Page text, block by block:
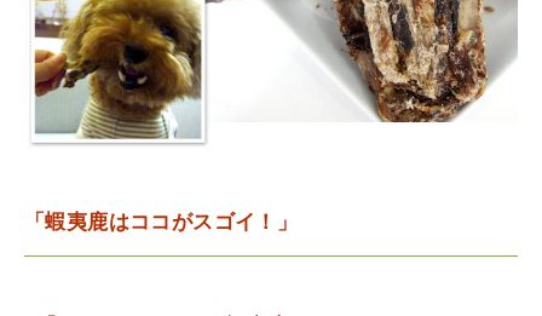
「蝦夷鹿はココがスゴイ！」